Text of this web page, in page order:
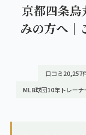
姿勢矯正
疲労回復
立川エリア（2院）
お知らせ
コラム
京都四条烏
みの方へ｜
口コミ20,257
MLB球団10年トレーナ